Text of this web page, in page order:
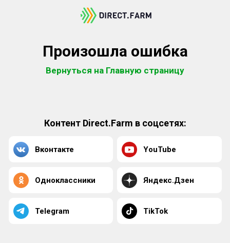
Произошла ошибка
Вернуться на Главную страницу
Контент Direct.Farm в соцсетях:
Вконтакте YouTube
Одноклассники Яндекс.Дзен
Telegram TikTok